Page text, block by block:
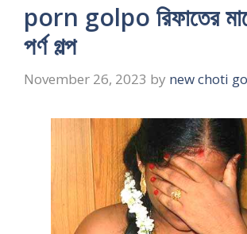
porn golpo রিফাতের
পর্ণ গল্প
November 26, 2023 by new choti